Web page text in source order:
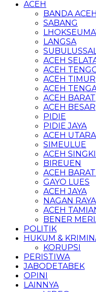
ACEH
BANDA ACEH
SABANG
LANGSA
ACEH
ACEH
ACEH TIMUR
ACEH
ACEH BARAT
ACEH BESAR
PIDIE
PIDIE JAYA
ACEH UTARA
SIMEULUE
ACEH
BIREUEN
ACEH
GAYO LUES
ACEH JAYA
NAGAN RAYA
ACEH
BENER
POLITIK
HUKUM &
KORUPSI
PERISTIWA
JABODETABEK
OPINI
LAINNYA